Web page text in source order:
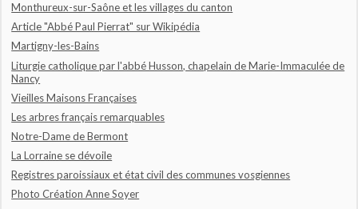
Monthureux-sur-Saône et les villages du canton
Article "Abbé Paul Pierrat" sur Wikipédia
Martigny-les-Bains
Liturgie catholique par l'abbé Husson, chapelain de Marie-Immaculée de
Nancy
Vieilles Maisons Françaises
Les arbres français remarquables
Notre-Dame de Bermont
La Lorraine se dévoile
Registres paroissiaux et état civil des communes vosgiennes
Photo Création Anne Soyer